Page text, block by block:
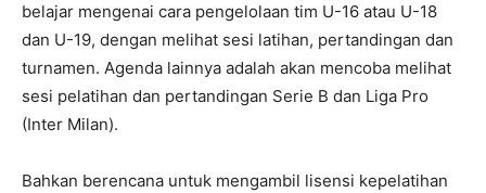
belajar mengenai cara pengelolaan tim U-16 atau U-18
dan U-19, dengan melihat sesi latihan, pertandingan dan
turnamen. Agenda lainnya adalah akan mencoba melihat
sesi pelatihan dan pertandingan Serie B dan Liga Pro
(Inter Milan).
Bahkan berencana untuk mengambil lisensi kepelatihan